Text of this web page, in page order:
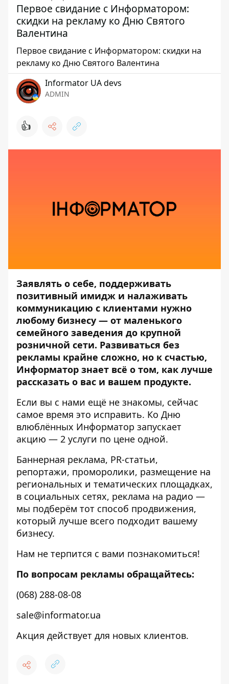
Первое свидание с Информатором:
скидки на рекламу ко Дню Святого
Валентина
Первое свидание с Информатором: скидки на
рекламу ко Дню Святого Валентина
Informator UA devs
ADMIN
👍
Заявлять о себе, поддерживать
позитивный имидж и налаживать
коммуникацию с клиентами нужно
любому бизнесу — от маленького
семейного заведения до крупной
розничной сети. Развиваться без
рекламы крайне сложно, но к счастью,
Информатор знает всё о том, как лучше
рассказать о вас и вашем продукте.
Если вы с нами ещё не знакомы, сейчас
самое время это исправить. Ко Дню
влюблённых Информатор запускает
акцию — 2 услуги по цене одной.
Баннерная реклама, PR-статьи,
репортажи, проморолики, размещение на
региональных и тематических площадках,
в социальных сетях, реклама на радио —
мы подберём тот способ продвижения,
который лучше всего подходит вашему
бизнесу.
Нам не терпится с вами познакомиться!
По вопросам рекламы обращайтесь:
(068) 288-08-08
sale@informator.ua
Акция действует для новых клиентов.